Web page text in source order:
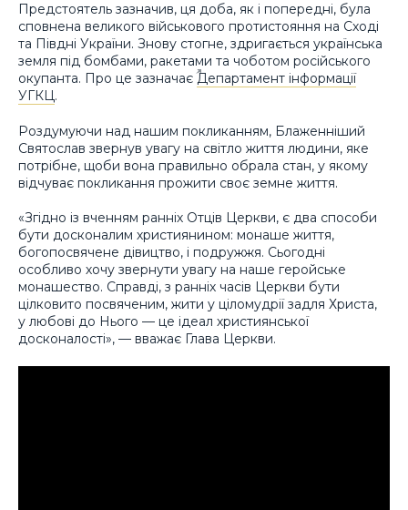
Предстоятель зазначив, ця доба, як і попередні, була
сповнена великого військового протистояння на Сході
та Півдні України. Знову стогне, здригається українська
земля під бомбами, ракетами та чоботом російського
окупанта. Про це зазначаєДепартамент інформації
УГКЦ.
Роздумуючи над нашим покликанням, Блаженніший
Святослав звернув увагу на світло життя людини, яке
потрібне, щоби вона правильно обрала стан, у якому
відчуває покликання прожити своє земне життя.
«Згідно із вченням ранніх Отців Церкви, є два способи
бути досконалим християнином: монаше життя,
богопосвячене дівицтво, і подружжя. Сьогодні
особливо хочу звернути увагу на наше геройське
монашество. Справді, з ранніх часів Церкви бути
цілковито посвяченим, жити у ціломудрiї задля Христа,
у любові до Нього — це ідеал християнської
досконалості», — вважає Глава Церкви.